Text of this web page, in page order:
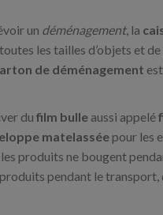
un déménagement, la
les tailles d’objets et
de déménagement
du film bulle aussi appelé
matelassée pour les
produits ne bougent
pendant le transport,